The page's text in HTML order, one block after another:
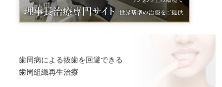
歯周病による抜歯を回避できる
歯周組織再生治療